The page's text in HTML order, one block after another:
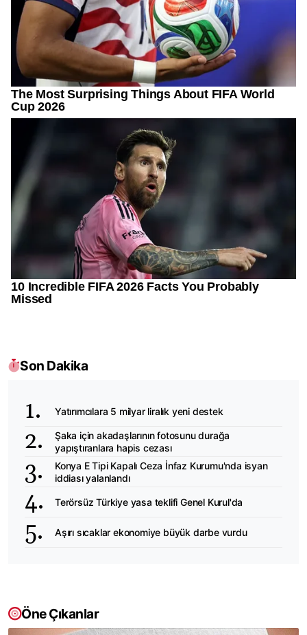
Son Dakika
Yatırımcılara 5 milyar liralık yeni destek
Şaka için akadaşlarının fotosunu durağa
yapıştıranlara hapis cezası
Konya E Tipi Kapalı Ceza İnfaz Kurumu'nda isyan
iddiası yalanlandı
Terörsüz Türkiye yasa teklifi Genel Kurul'da
Aşırı sıcaklar ekonomiye büyük darbe vurdu
Öne Çıkanlar